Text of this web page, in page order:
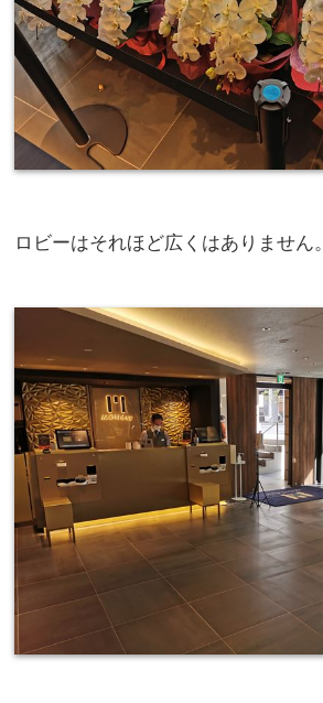
ロビーはそれほど広くはありません。